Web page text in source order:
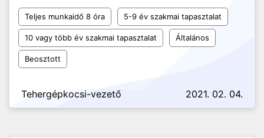
Teljes munkaidő 8 óra 5-9 év szakmai tapasztalat
10 vagy több év szakmai tapasztalat Általános
Beosztott
Tehergépkocsi-vezető 2021. 02. 04.